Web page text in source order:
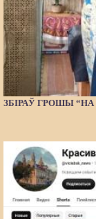
ЗБІРАЎ ГРОШЫ “НА